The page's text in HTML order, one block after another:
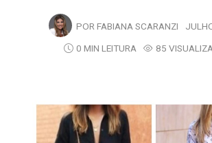
POR FABIANA SCARANZI
0 MIN LEITURA
85